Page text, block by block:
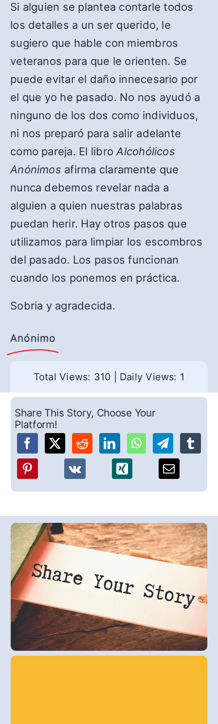
Si alguien se plantea contarle todos
los detalles a un ser querido, le
sugiero que hable con miembros
veteranos para que le orienten. Se
puede evitar el daño innecesario por
el que yo he pasado. No nos ayudó a
ninguno de los dos como individuos,
ni nos preparó para salir adelante
como pareja. El libroAlcohólicos
Anónimos afirma claramente que
nunca debemos revelar nada a
alguien a quien nuestras palabras
puedan herir. Hay otros pasos que
utilizamos para limpiar los escombros
del pasado. Los pasos funcionan
cuando los ponemos en práctica.
Sobria y agradecida.
Anónimo
Total Views: 310 Daily Views: 1
Share This Story, Choose Your
Platform!